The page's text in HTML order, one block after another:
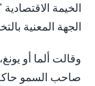
الخيمة
الجهة المعنية
وقالت ألما أو
صاحب السمو